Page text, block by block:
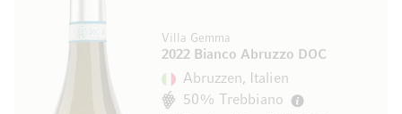
Villa Gemma
2022 Bianco Abruzzo DOC
Abruzzen, Italien
50% Trebbiano